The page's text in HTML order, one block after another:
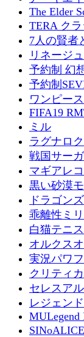
The Elder
TERA ク
7人の賢者
リネージ
予約制 幻
予約制
ワンピー
FIFA19
ミル
ラグナロ
戦国サー
マギアレ
黒い砂漠
ドラゴン
乖離性ミ
白猫テニス
オルクス
実況パワ
クリティ
セレスア
レジェン
MULegend